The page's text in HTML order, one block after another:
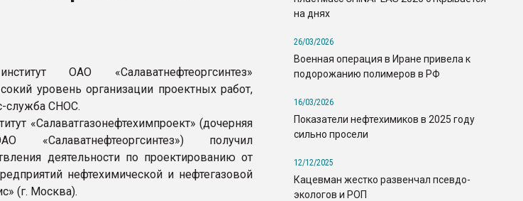
ОАО «Салаватнефтеоргсинтез»
уровень организации проектных работ,
служба СНОС.
«Салаватгазонефтехимпроект» (дочерняя
«Салаватнефтеоргсинтез») получил
деятельности по проектированию от
нефтехимической и нефтегазовой
(г. Москва).
на днях
26/03/2026
Военная операция в Иране привела к
подорожанию полимеров в РФ
16/03/2026
Показатели нефтехимиков в 2025 году
сильно просели
12/12/2025
Кацевман жестко развенчал псевдо-
экологов и РОП